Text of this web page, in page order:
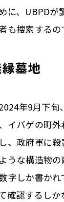
に、UBPDが
も捜索するの
墓地
年9月下旬
イバゲの町
、政府軍に
うな構造物
字しか書か
確認するしか